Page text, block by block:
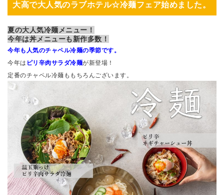
大高で大人気のラブホテル☆冷麺フェア始めました。
夏の大人気冷麺メニュー！
今年は丼メニューも新作多数！
今年も人気のチャペル冷麺の季節です。
今年は ピリ辛肉サラダ冷麺が新登場！
定番のチャペル冷麺ももちろんございます。